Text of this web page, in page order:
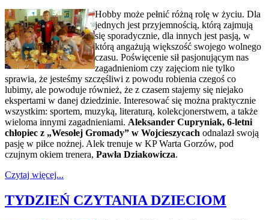
Hobby może pełnić różną rolę w życiu. Dla
jednych jest przyjemnością, którą zajmują
się sporadycznie, dla innych jest pasją, w
którą angażują większość swojego wolnego
czasu. Poświęcenie sił pasjonującym nas
zagadnieniom czy zajęciom nie tylko
sprawia, że jesteśmy szczęśliwi z powodu robienia czegoś co
lubimy, ale powoduje również, że z czasem stajemy się niejako
ekspertami w danej dziedzinie. Interesować się można praktycznie
wszystkim: sportem, muzyką, literaturą, kolekcjonerstwem, a także
wieloma innymi zagadnieniami. Aleksander Cupryniak, 6-letni
chłopiec z „Wesołej Gromady” w Wojcieszycach odnalazł swoją
pasję w piłce nożnej. Alek trenuje w KP Warta Gorzów, pod
czujnym okiem trenera, Pawła Dziakowicza.
Czytaj więcej...
TYDZIEŃ CZYTANIA DZIECIOM